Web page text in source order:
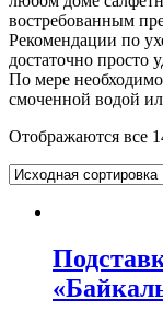
востребованным
Рекомендации по
достаточно просто
По мере
смоченной водой
Отображаются все